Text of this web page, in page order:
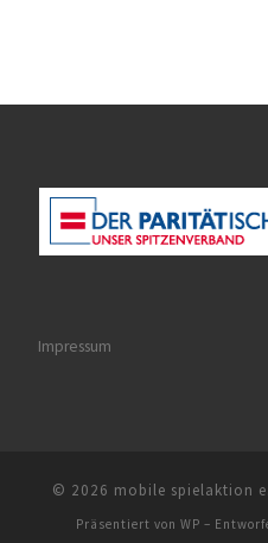
Impressum
© 2026 mobile spielaktion
Präsentiert von WP –